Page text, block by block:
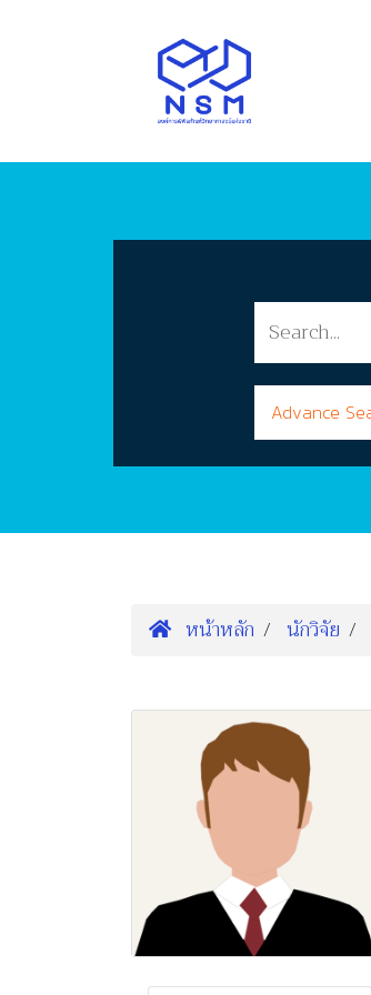
Advance
หน้าหลัก นักวิจัย